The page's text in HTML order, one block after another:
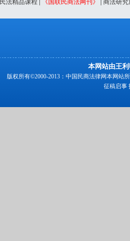
民法精品课程 | 《国联民商法网刊》 | 商法研究
本网站由王
版权所有©2000-2013：中国民商法律网本网站
征稿启事